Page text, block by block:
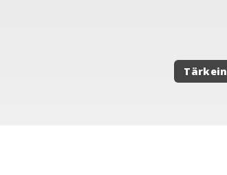
Tärkein